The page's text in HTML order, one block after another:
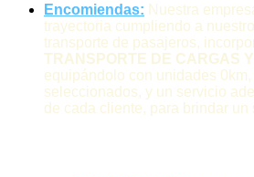
Encomiendas: Nuestra
trayectoria cumpliendo a
transporte de pasajeros,
TRANSPORTE DE CARGAS
equipándolo con unidades 0km,
seleccionados, y un servicio
de cada cliente, para brindar un